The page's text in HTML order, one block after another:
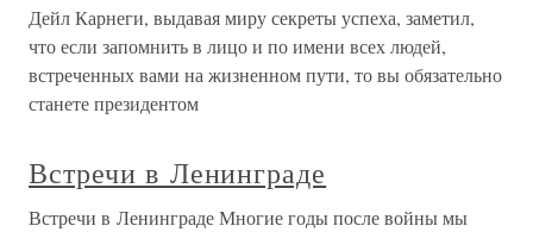
Дейл Карнеги, выдавая миру секреты успеха, заметил,
что если запомнить в лицо и по имени всех людей,
встреченных вами на жизненном пути, то вы обязательно
станете президентом
Встречи в Ленинграде
Встречи в Ленинграде Многие годы после войны мы